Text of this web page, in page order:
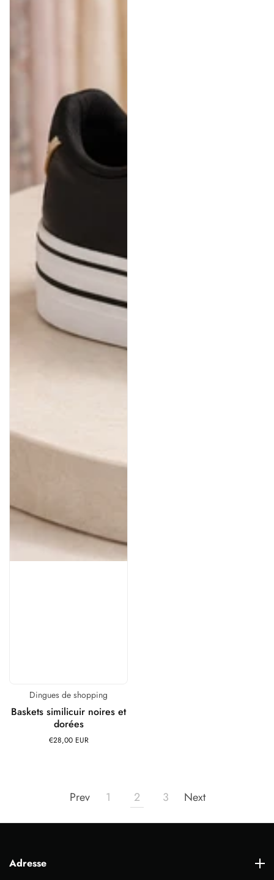
Distributeur :
Dingues de shopping
Baskets similicuir noires et
dorées
Prix
€28,00 EUR
Prev 1 2 3 Next
Adresse